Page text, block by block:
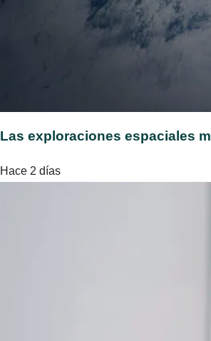
Las exploraciones espaciales
Hace 2 días